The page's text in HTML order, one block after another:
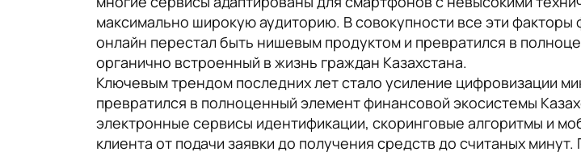
максимально широкую аудиторию. В совокупности все эти
онлайн перестал быть нишевым продуктом и превратился в
органично встроенный в жизнь граждан Казахстана.
Ключевым трендом последних лет стало усиление цифровизации
превратился в полноценный элемент финансовой экосистемы
электронные сервисы идентификации, скоринговые алгоритмы и
клиента от подачи заявки до получения средств до считаных